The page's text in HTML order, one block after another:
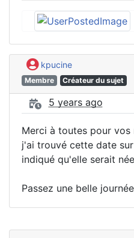
kpucine
Membre Créateur du sujet
5 years ago
Merci à toutes pour
j'ai trouvé cette date
indiqué qu'elle serait
Passez une belle